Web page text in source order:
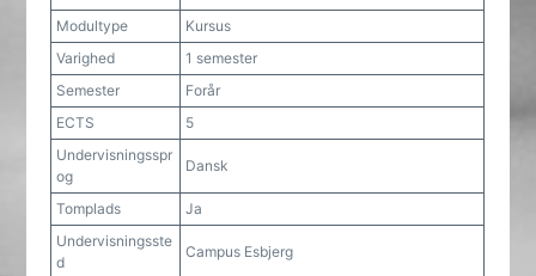
Modultype
Kursus
Varighed
1 semester
Semester
Forår
ECTS
5
Undervisningsspr
og
Dansk
Tomplads
Ja
Undervisningsste
d
Campus Esbjerg